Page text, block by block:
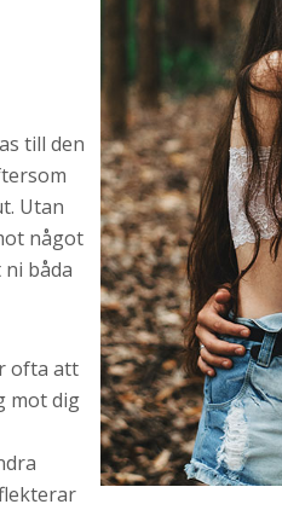
till den
Utan
något
båda
ofta att
mot dig